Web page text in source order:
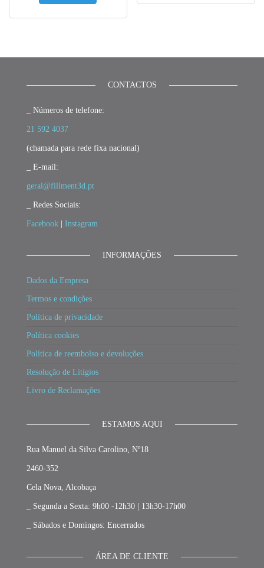
CONTACTOS
_ Números de telefone:
21 592 4037
(chamada para rede fixa nacional)
_ E-mail:
geral@fillment3d.pt
_ Redes Sociais:
Facebook Instagram
INFORMAÇÕES
Dados da Empresa
Termos e condições
Política de privacidade
Política cookies
Política de reembolso e devoluções
Resolução de Litígios
Livro de Reclamações
ESTAMOS AQUI
Rua Manuel da Silva Carolino, Nº18
2460-352
Cela Nova, Alcobaça
_ Segunda a Sexta: 9h00 -12h30 | 13h30-17h00
_ Sábados e Domingos: Encerrados
ÁREA DE CLIENTE